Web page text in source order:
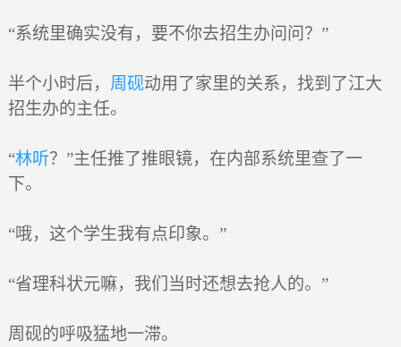
“系统里确实没有，要不你去招生办问问？”
半个小时后， 周砚动用了家里的关系，找到了江大
招生办的主任。
“林听？”主任推了推眼镜，在内部系统里查了一
下。
“哦，这个学生我有点印象。”
“省理科状元嘛，我们当时还想去抢人的。”
周砚的呼吸猛地一滞。